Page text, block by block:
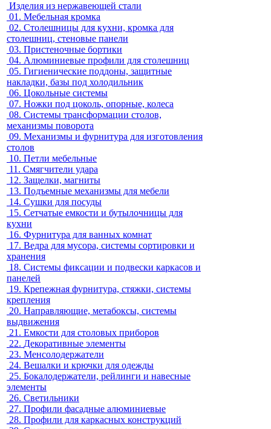
Изделия из нержавеющей стали
01. Мебельная кромка
02. Столешницы для кухни, кромка для
столешниц, стеновые панели
03. Пристеночные бортики
04. Алюминиевые профили для столешниц
05. Гигиенические поддоны, защитные
накладки, базы под холодильник
06. Цокольные системы
07. Ножки под цоколь, опорные, колеса
08. Системы трансформации столов,
механизмы поворота
09. Механизмы и фурнитура для изготовления
столов
10. Петли мебельные
11. Смягчители удара
12. Защелки, магниты
13. Подъемные механизмы для мебели
14. Сушки для посуды
15. Сетчатые емкости и бутылочницы для
кухни
16. Фурнитура для ванных комнат
17. Ведра для мусора, системы сортировки и
хранения
18. Системы фиксации и подвески каркасов и
панелей
19. Крепежная фурнитура, стяжки, системы
крепления
20. Направляющие, метабоксы, системы
выдвижения
21. Емкости для столовых приборов
22. Декоративные элементы
23. Менсолодержатели
24. Вешалки и крючки для одежды
25. Бокалодержатели, рейлинги и навесные
элементы
26. Светильники
27. Профили фасадные алюминиевые
28. Профили для каркасных конструкций